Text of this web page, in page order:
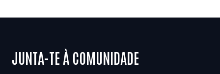
JUNTA-TE À COMUNIDADE